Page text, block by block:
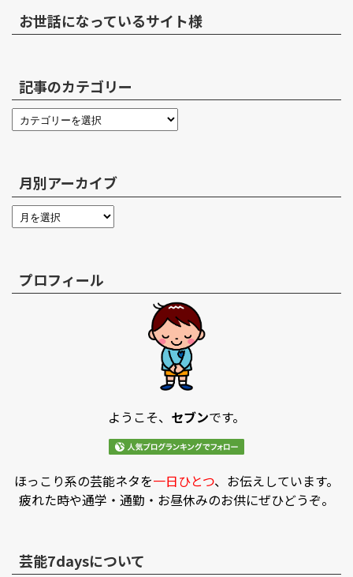
お世話になっているサイト様
記事のカテゴリー
月別アーカイブ
プロフィール
ようこそ、 セブンです。
ほっこり系の芸能ネタを一日ひとつ、お伝えしています。
疲れた時や通学・通勤・お昼休みのお供にぜひどうぞ。
芸能7daysについて